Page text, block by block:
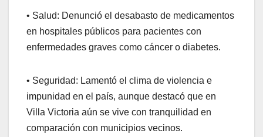
• Salud: Denunció el desabasto de medicamentos
en hospitales públicos para pacientes con
enfermedades graves como cáncer o diabetes.
• Seguridad: Lamentó el clima de violencia e
impunidad en el país, aunque destacó que en
Villa Victoria aún se vive con tranquilidad en
comparación con municipios vecinos.